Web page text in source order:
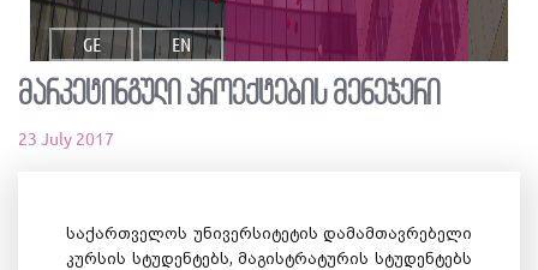
GE EN
მარკეტინგული პროექტების მენეჯერი
23 July 2017
საქართველოს უნივერსიტეტის დამამთავრებელი
კურსის სტუდენტებს, მაგისტრატურის სტუდენტებს